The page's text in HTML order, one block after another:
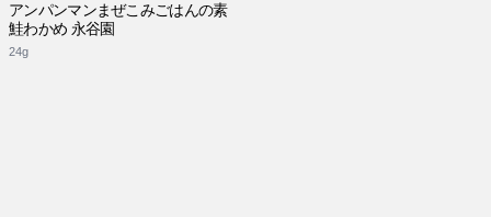
アンパンマンまぜこみごはんの素
鮭わかめ 永谷園
24g